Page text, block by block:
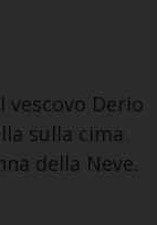
vescovo Derio
sulla cima
della Neve.